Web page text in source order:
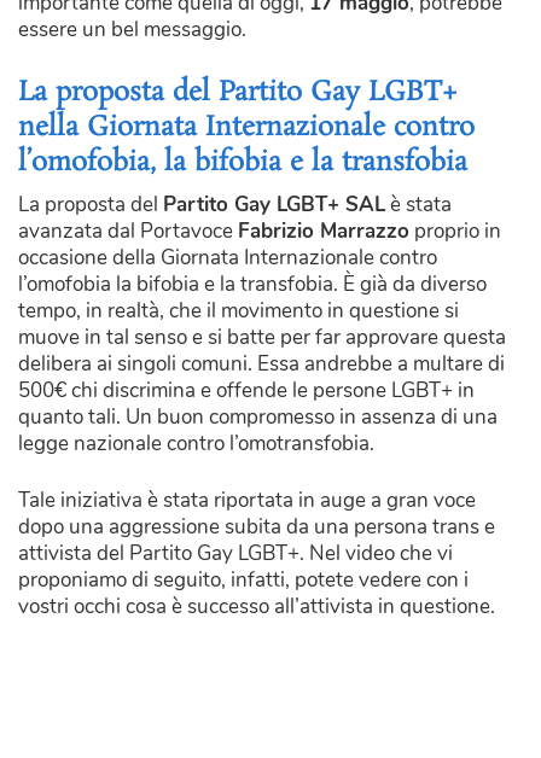
essere un bel messaggio.
La proposta del Partito Gay LGBT+
nella Giornata Internazionale contro
l’omofobia, la bifobia e la transfobia
La proposta del Partito Gay LGBT+ SALè stata
avanzata dal Portavoce Fabrizio Marrazzo proprio in
occasione della Giornata Internazionale contro
l’omofobia la bifobia e la transfobia. È già da diverso
tempo, in realtà, che il movimento in questione si
muove in tal senso e si batte per far approvare questa
delibera ai singoli comuni. Essa andrebbe a multare di
500€ chi discrimina e offende le persone LGBT+ in
quanto tali. Un buon compromesso in assenza di una
legge nazionale contro l’omotransfobia.
Tale iniziativa è stata riportata in auge a gran voce
dopo una aggressione subita da una persona trans e
attivista del Partito Gay LGBT+. Nel video che vi
proponiamo di seguito, infatti, potete vedere con i
vostri occhi cosa è successo all’attivista in questione.